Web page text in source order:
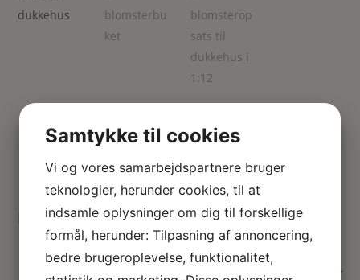
Dukkehus buket i vase
Miniature blomster buket i grøn vase 1:12
110.00
Ikke på lager
Samtykke til cookies
Vi og vores samarbejdspartnere bruger
teknologier, herunder cookies, til at
indsamle oplysninger om dig til forskellige
formål, herunder: Tilpasning af annoncering,
bedre brugeroplevelse, funktionalitet,